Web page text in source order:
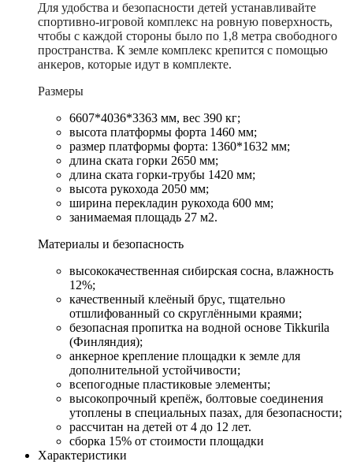
Для удобства и безопасности детей устанавливайте
спортивно-игровой комплекс на ровную поверхность,
чтобы с каждой стороны было по 1,8 метра свободного
пространства. К земле комплекс крепится с помощью
анкеров, которые идут в комплекте.
Размеры
6607*4036*3363 мм, вес 390 кг;
высота платформы форта 1460 мм;
размер платформы форта: 1360*1632 мм;
длина ската горки 2650 мм;
длина ската горки-трубы 1420 мм;
высота рукохода 2050 мм;
ширина перекладин рукохода 600 мм;
занимаемая площадь 27 м2.
Материалы и безопасность
высококачественная сибирская сосна, влажность
12%;
качественный клеёный брус, тщательно
отшлифованный со скруглёнными краями;
безопасная пропитка на водной основе Tikkurila
(Финляндия);
анкерное крепление площадки к земле для
дополнительной устойчивости;
всепогодные пластиковые элементы;
высокопрочный крепёж, болтовые соединения
утоплены в специальных пазах, для безопасности;
рассчитан на детей от 4 до 12 лет.
сборка 15% от стоимости площадки
Характеристики